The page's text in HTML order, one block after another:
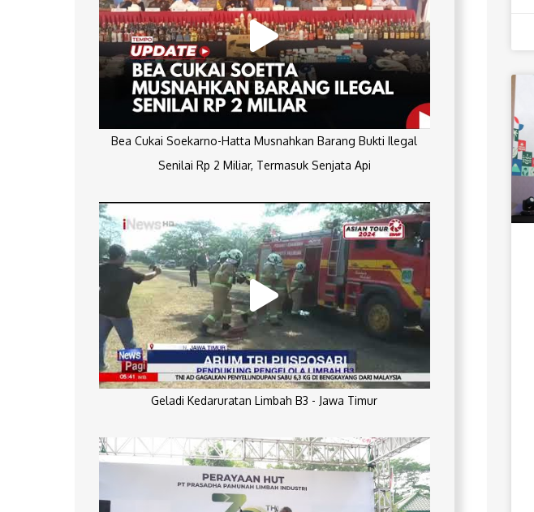
Bea Cukai Soekarno-Hatta Musnahkan Barang Bukti Ilegal
Senilai Rp 2 Miliar, Termasuk Senjata Api
Geladi Kedaruratan Limbah B3 - Jawa Timur